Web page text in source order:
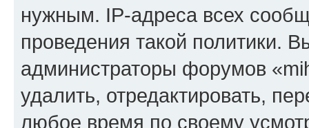
нужным. IP-адреса всех
проведения такой политики.
администраторы форумов
удалить, отредактировать,
любое время по своему